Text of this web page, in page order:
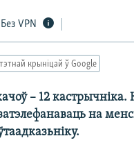
Без VPN
крыніцай ў Google
– 12
на